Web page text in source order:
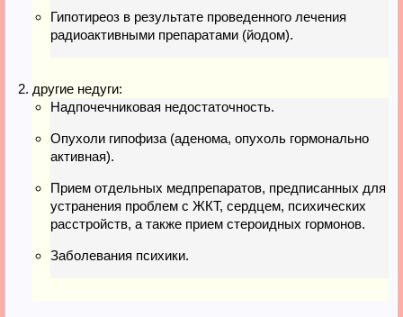
Гипотиреоз в результате проведенного лечения
радиоактивными препаратами (йодом).
другие недуги:
Надпочечниковая недостаточность.
Опухоли гипофиза (аденома, опухоль гормонально
активная).
Прием отдельных медпрепаратов, предписанных для
устранения проблем с ЖКТ, сердцем, психических
расстройств, а также прием стероидных гормонов.
Заболевания психики.